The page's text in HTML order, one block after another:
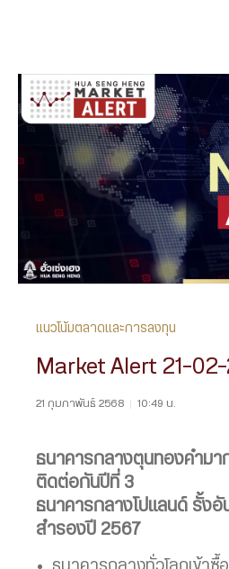
แนวโน้มตลาดและการลงทุน
Market Alert 21-
21 กุมภาพันธ์ 2568 | 10:49 น.
ธนาคารกลางตุนทองคำมา
ติดต่อกันปีที่ 3
ธนาคารกลางโปแลนด์ รั้งอั
สำรองปี 2567